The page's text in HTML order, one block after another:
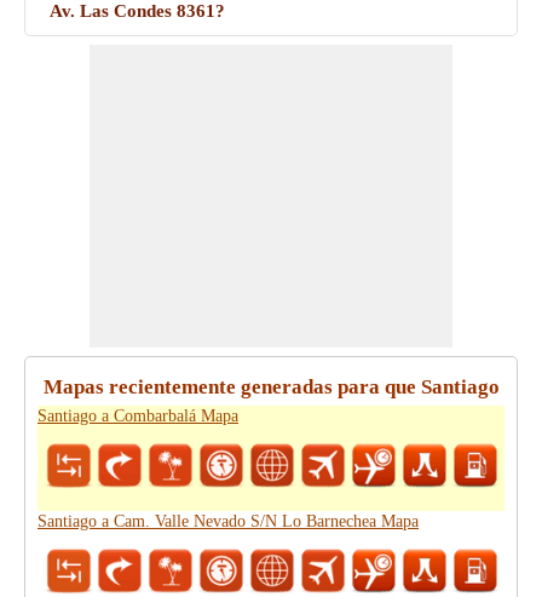
Av. Las Condes 8361?
Mapas recientemente generadas para que Santiago
Santiago a Combarbalá Mapa
Santiago a Cam. Valle Nevado S/N Lo Barnechea Mapa